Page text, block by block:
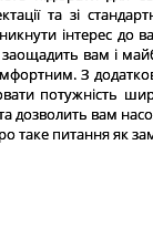
та зі
інтерес до
заощадить вам і
З
потужність
дозволить вам
таке питання як